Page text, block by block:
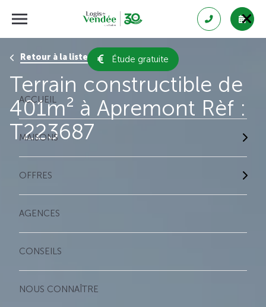
Étude gratuite
ACCUEIL
MAISONS
OFFRES
AGENCES
CONSEILS
NOUS CONNAÎTRE
Retour à la liste des résultats
Terrain constructible de
401m² à Apremont Rèf :
T223687